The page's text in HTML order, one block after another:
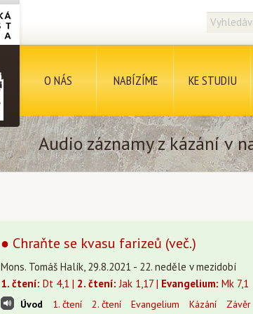
O NÁS NABÍZÍME KE STUDIU
Audio záznamy z kázání v
● Chraňte se kvasu farizeů (več.)
Mons. Tomáš Halík, 29.8.2021 - 22. neděle v mezidobí
1. čtení: Dt 4,1 | 2. čtení: Jak 1,17 | Evangelium: Mk 7,1
Úvod 1. čtení 2. čtení Evangelium Kázání Závěr